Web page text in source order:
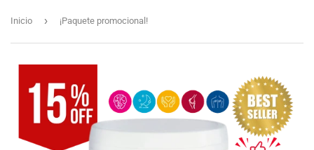
Inicio › ¡Paquete promocional!